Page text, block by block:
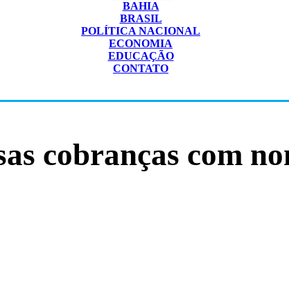
BAHIA
BRASIL
POLÍTICA NACIONAL
ECONOMIA
EDUCAÇÃO
CONTATO
cobranças com